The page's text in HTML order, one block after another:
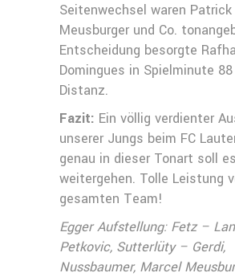
Seitenwechsel waren Patrick
Meusburger und Co.
Entscheidung besorgte
Domingues in Spielminute
Distanz.
Fazit: Ein völlig verdienter
unserer Jungs beim FC
genau in dieser Tonart soll
weitergehen. Tolle Leistung
gesamten Team!
Egger Aufstellung: Fetz –
Petkovic, Sutterlüty – Gerdi,
Nussbaumer, Marcel